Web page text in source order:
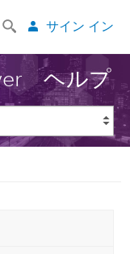
サイン イン
ヘルプ